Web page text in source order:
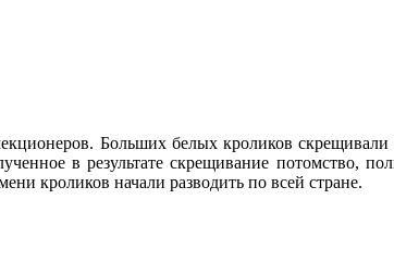
Больших белых кроликов
в результате скрещивание потомство,
кроликов начали разводить по всей стране.